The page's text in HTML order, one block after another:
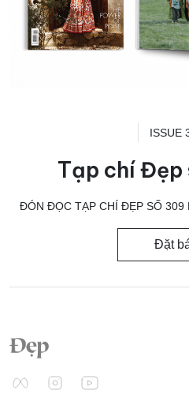
ISSUE
Tạp chí Đẹp
ĐÓN ĐỌC TẠP CHÍ ĐẸP SỐ 309
Đặt